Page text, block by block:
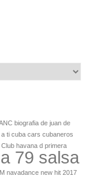
biografia de juan de
ti cuba cars cubaneros
havana d primera
79 salsa
navadance new hit 2017